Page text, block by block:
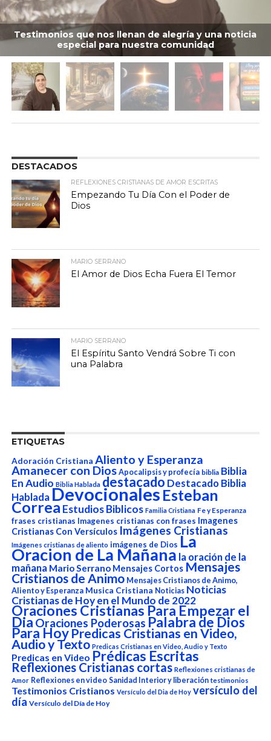
Testimonios que nos llenan de alegría y una noticia
especial para nuestra comunidad
DESTACADOS
REFLEXIONES CRISTIANAS DE AMOR ESCRITAS
Empezando Tu Día Con el Poder de
Dios
MARIO SERRANO
El Amor de Dios Echa Fuera El Temor
MARIO SERRANO
El Espíritu Santo Vendrá Sobre Ti con
una Palabra
ETIQUETAS
Adoración Cristiana Aliento y Esperanza
Amanecer con Dios Apocalipsis y profecía biblia Biblia
En Audio Biblia Hablada destacado Destacado Biblia
HabladaDevocionalesEsteban
Correa Estudios Biblicos Familia Cristiana Fe y Esperanza
frases cristianas Imagenes cristianas con frases Imagenes
Cristianas Con Versículos Imágenes Cristianas
Imágenes cristianas de aliento imágenes de Dios La
Oracion de La Mañana la oración de la
mañana Mario Serrano Mensajes Cortos Mensajes
Cristianos de Animo Mensajes Cristianos de Animo,
Aliento y Esperanza Musica Cristiana Noticias Noticias
Cristianas de Hoy en el Mundo de 2022
Oraciones Cristianas Para Empezar el
Dia Oraciones Poderosas Palabra de Dios
Para Hoy Predicas Cristianas en Video,
Audio y Texto Predicas Cristianas en Video, Audio y Texto
Predicas en Video Prédicas Escritas
Reflexiones Cristianas cortas Reflexiones cristianas de
Amor Reflexiones en video Sanidad Interior y liberación testimonios
Testimonios Cristianos Versículo del Dia de Hoy versículo del
día Versículo del Día de Hoy